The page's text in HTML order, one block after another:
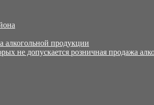
алкогольной продукции
не допускается розничная продажа